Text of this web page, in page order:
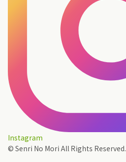
Instagram
© Senri No Mori All Rights Reserved.